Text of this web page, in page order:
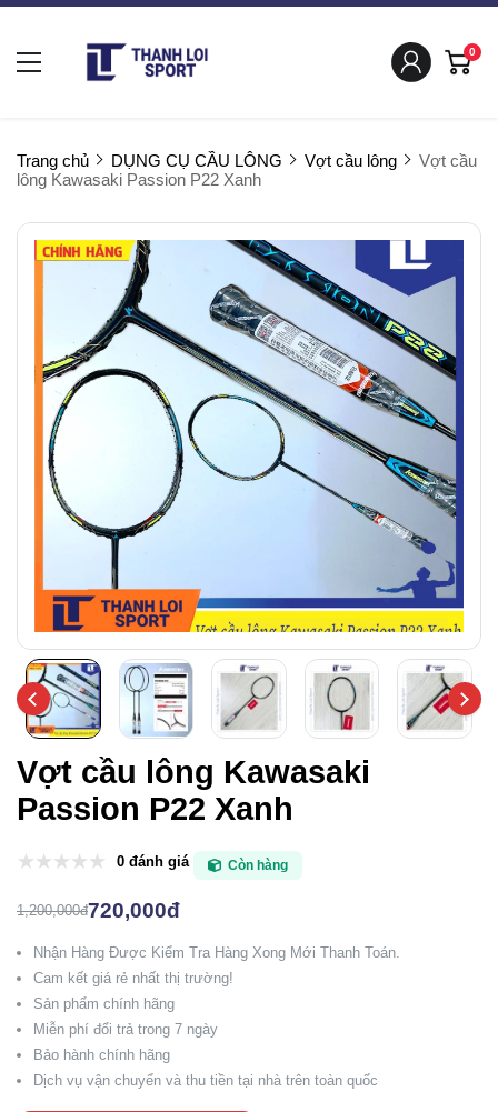
0
Trang chủ DỤNG CỤ CẦU LÔNG Vợt cầu lông
Vợt cầu
lông Kawasaki Passion P22 Xanh
Vợt cầu lông Kawasaki
Passion P22 Xanh
0 đánh giá Còn hàng
1,200,000đ720,000đ
Nhận Hàng Được Kiểm Tra Hàng Xong Mới Thanh Toán.
Cam kết giá rẻ nhất thị trường!
Sản phẩm chính hãng
Miễn phí đổi trả trong 7 ngày
Bảo hành chính hãng
Dịch vụ vận chuyển và thu tiền tại nhà trên toàn quốc